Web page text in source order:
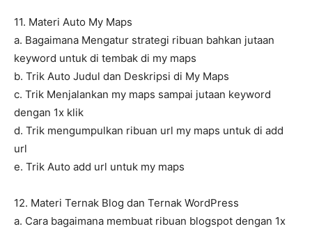
11. Materi Auto My Maps
a. Bagaimana Mengatur strategi ribuan bahkan jutaan
keyword untuk di tembak di my maps
b. Trik Auto Judul dan Deskripsi di My Maps
c. Trik Menjalankan my maps sampai jutaan keyword
dengan 1x klik
d. Trik mengumpulkan ribuan url my maps untuk di add
url
e. Trik Auto add url untuk my maps
12. Materi Ternak Blog dan Ternak WordPress
a. Cara bagaimana membuat ribuan blogspot dengan 1x